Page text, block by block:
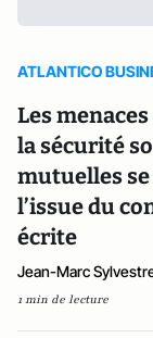
ATLANTICO
Les
la sécurité
mutuelles
l’issue du
écrite
Jean-Marc
1 min de lecture